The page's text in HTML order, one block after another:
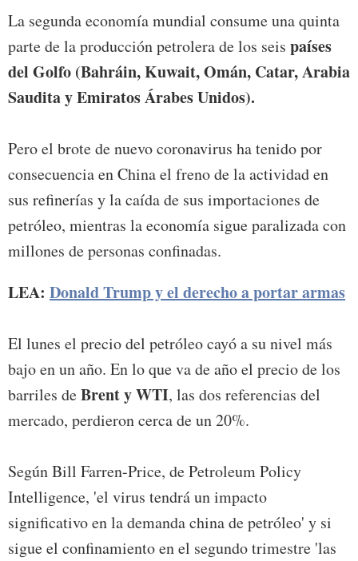
La segunda economía mundial consume una quinta
parte de la producción petrolera de los seis países
del Golfo (Bahráin, Kuwait, Omán, Catar, Arabia
Saudita y Emiratos Árabes Unidos).
Pero el brote de nuevo coronavirus ha tenido por
consecuencia en China el freno de la actividad en
sus refinerías y la caída de sus importaciones de
petróleo, mientras la economía sigue paralizada con
millones de personas confinadas.
LEA: Donald Trump y el derecho a portar armas
El lunes el precio del petróleo cayó a su nivel más
bajo en un año. En lo que va de año el precio de los
barriles deBrent y WTI, las dos referencias del
mercado, perdieron cerca de un 20%.
Según Bill Farren-Price, de Petroleum Policy
Intelligence, 'el virus tendrá un impacto
significativo en la demanda china de petróleo' y si
sigue el confinamiento en el segundo trimestre 'las